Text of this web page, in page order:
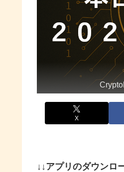
X
↓↓アプリのダウンロ